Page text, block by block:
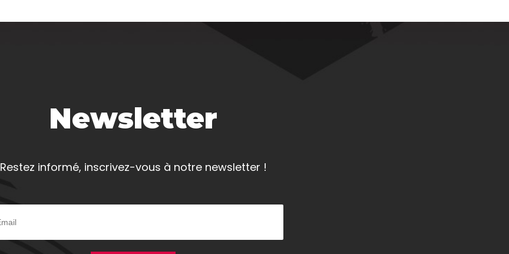
Newsletter
Restez informé, inscrivez-vous à notre newsletter !